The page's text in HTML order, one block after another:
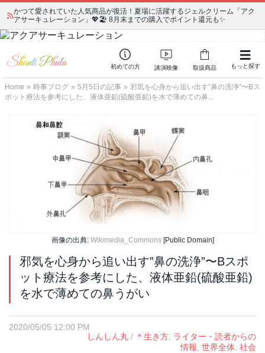
かつて愛されていた人気商品が復活！夏場に活躍するジェルクリーム「アク
アサーキュレーション」💖🏖️ 8月末までの購入でポイント還元も✨
初めての方 講演映像 取扱商品 もっと探す
Home » 時事ブログ » 5月5日の記事 » 邪気を心身から追い出す”鼻の洗浄”〜Bス
ポット療法を参考にした、液体亜鉛(硫酸亜鉛)を水で薄めての鼻...
画像の出典: Wikimedia_Commons[Public Domain]
邪気を心身から追い出す”鼻の洗浄”〜Bスポ
ット療法を参考にした、液体亜鉛(硫酸亜鉛)
を水で薄めての鼻うがい
2020/05/05 12:00 PM
しんしん丸 / ＊生き方, ライター・読者からの
情報, 世界全体, 社会